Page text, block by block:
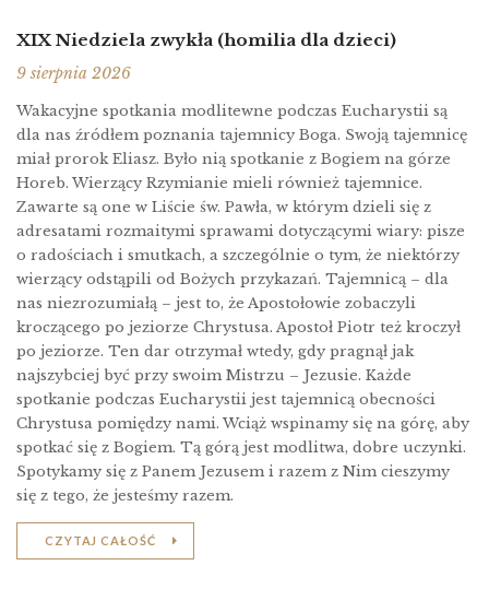
XIX Niedziela zwykła (homilia dla dzieci)
9 sierpnia 2026
Wakacyjne spotkania modlitewne podczas Eucharystii są
dla nas źródłem poznania tajemnicy Boga. Swoją tajemnicę
miał prorok Eliasz. Było nią spotkanie z Bogiem na górze
Horeb. Wierzący Rzymianie mieli również tajemnice.
Zawarte są one w Liście św. Pawła, w którym dzieli się z
adresatami rozmaitymi sprawami dotyczącymi wiary: pisze
o radościach i smutkach, a szczególnie o tym, że niektórzy
wierzący odstąpili od Bożych przykazań. Tajemnicą – dla
nas niezrozumiałą – jest to, że Apostołowie zobaczyli
kroczącego po jeziorze Chrystusa. Apostoł Piotr też kroczył
po jeziorze. Ten dar otrzymał wtedy, gdy pragnął jak
najszybciej być przy swoim Mistrzu – Jezusie. Każde
spotkanie podczas Eucharystii jest tajemnicą obecności
Chrystusa pomiędzy nami. Wciąż wspinamy się na górę, aby
spotkać się z Bogiem. Tą górą jest modlitwa, dobre uczynki.
Spotykamy się z Panem Jezusem i razem z Nim cieszymy
się z tego, że jesteśmy razem.
CZYTAJ CAŁOŚĆ